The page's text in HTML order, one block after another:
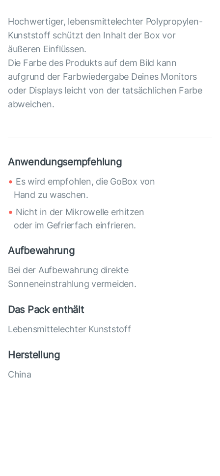
Hochwertiger, lebensmittelechter Polypropylen-
Kunststoff schützt den Inhalt der Box vor
äußeren Einflüssen.
Die Farbe des Produkts auf dem Bild kann
aufgrund der Farbwiedergabe Deines Monitors
oder Displays leicht von der tatsächlichen Farbe
abweichen.
Anwendungsempfehlung
Es wird empfohlen, die GoBox von
Hand zu waschen.
Nicht in der Mikrowelle erhitzen
oder im Gefrierfach einfrieren.
Aufbewahrung
Bei der Aufbewahrung direkte
Sonneneinstrahlung vermeiden.
Das Pack enthält
Lebensmittelechter Kunststoff
Herstellung
China